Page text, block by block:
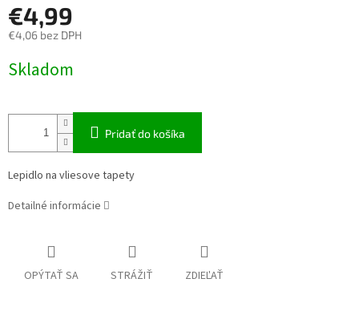
€4,99
€4,06 bez DPH
cena:
Skladom
Pridať do košíka
Lepidlo na vliesove tapety
Detailné informácie
OPÝTAŤ SA STRÁŽIŤ ZDIEĽAŤ